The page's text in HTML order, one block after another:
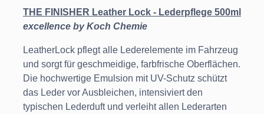
THE FINISHER Leather Lock - Lederpflege 500ml
excellence by Koch Chemie
LeatherLock pflegt alle Lederelemente im Fahrzeug
und sorgt für geschmeidige, farbfrische Oberflächen.
Die hochwertige Emulsion mit UV-Schutz schützt
das Leder vor Ausbleichen, intensiviert den
typischen Lederduft und verleiht allen Lederarten